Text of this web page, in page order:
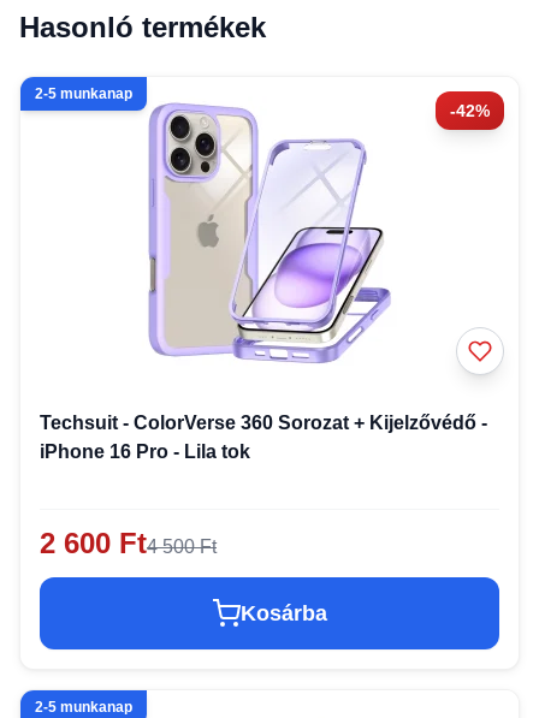
Hasonló termékek
-42%
2-5 munkanap
Techsuit - ColorVerse 360 Sorozat + Kijelzővédő -
iPhone 16 Pro - Lila tok
2 600 Ft4 500 Ft
Kosárba
2-5 munkanap